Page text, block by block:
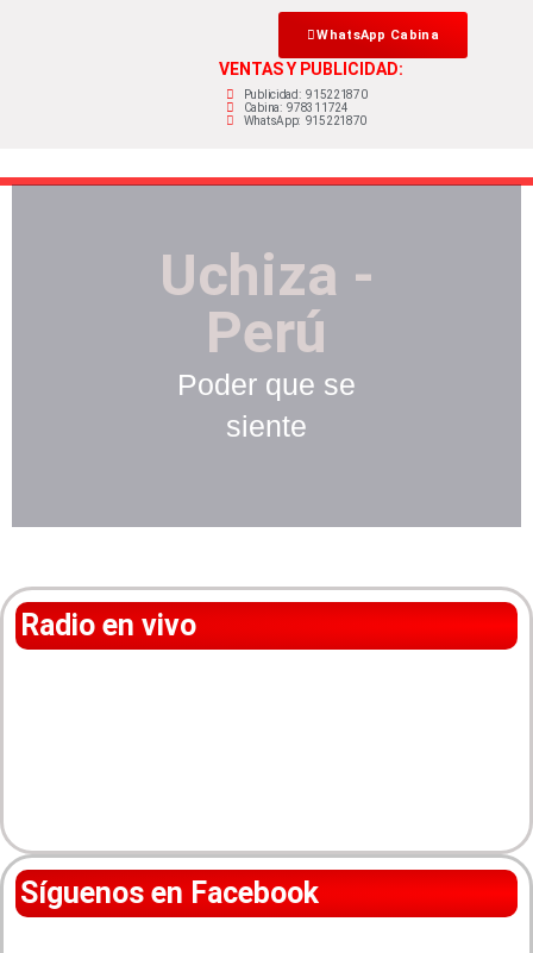
WhatsApp Cabina
VENTAS Y PUBLICIDAD:
Publicidad: 915221870
Cabina: 978311724
WhatsApp: 915221870
Uchiza -
Perú
Poder que se
siente
Radio en vivo
Síguenos en Facebook